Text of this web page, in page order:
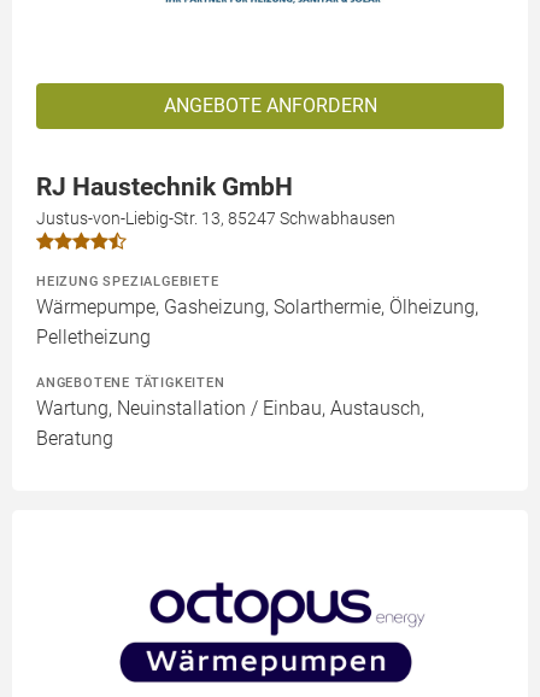
ANGEBOTE ANFORDERN
RJ Haustechnik GmbH
Justus-von-Liebig-Str. 13, 85247 Schwabhausen
HEIZUNG SPEZIALGEBIETE
Wärmepumpe, Gasheizung, Solarthermie, Ölheizung,
Pelletheizung
ANGEBOTENE TÄTIGKEITEN
Wartung, Neuinstallation / Einbau, Austausch,
Beratung